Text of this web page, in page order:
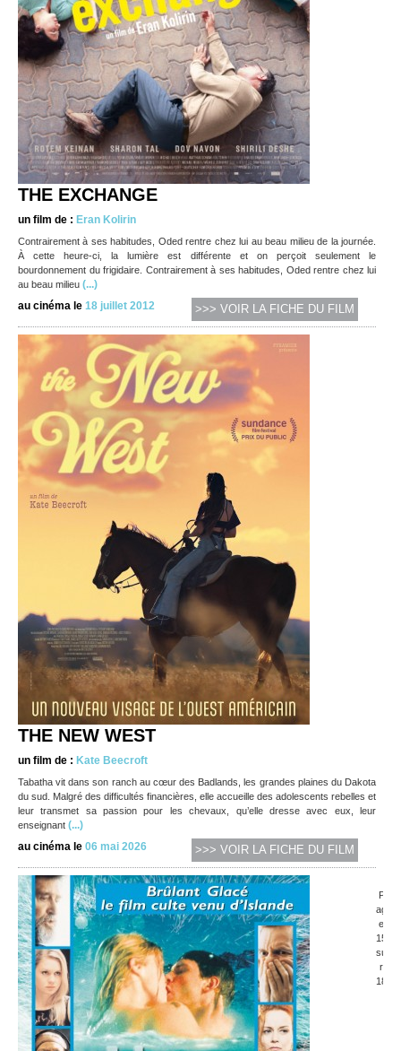
THE EXCHANGE
un film de : Eran Kolirin
Contrairement à ses habitudes, Oded rentre chez lui au beau milieu de la journée.
À cette heure-ci, la lumière est différente et on perçoit seulement le
bourdonnement du frigidaire. Contrairement à ses habitudes, Oded rentre chez lui
au beau milieu (...)
au cinéma le 18 juillet 2012 >>> VOIR LA FICHE DU FILM
THE NEW WEST
un film de : Kate Beecroft
Tabatha vit dans son ranch au cœur des Badlands, les grandes plaines du Dakota
du sud. Malgré des difficultés financières, elle accueille des adolescents rebelles et
leur transmet sa passion pour les chevaux, qu’elle dresse avec eux, leur
enseignant (...)
au cinéma le 06 mai 2026 >>> VOIR LA FICHE DU FILM
P
ag
e
15
su
r
18